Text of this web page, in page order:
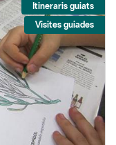
Itineraris guiats
Visites guiades